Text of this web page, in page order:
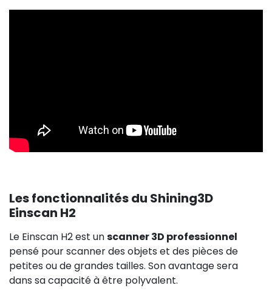
Les fonctionnalités du Shining3D
Einscan H2
Le Einscan H2 est unscanner 3D professionnel
pensé pour scanner des objets et des pièces de
petites ou de grandes tailles. Son avantage sera
dans sa capacité à être polyvalent.